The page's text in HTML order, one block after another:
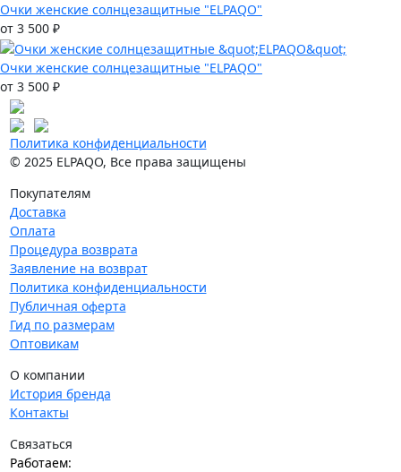
Очки женские солнцезащитные "ELPAQO"
от 3 500 ₽
Очки женские солнцезащитные "ELPAQO"
от 3 500 ₽
Политика конфиденциальности
© 2025 ELPAQO, Все права защищены
Покупателям
Доставка
Оплата
Процедура возврата
Заявление на возврат
Политика конфиденциальности
Публичная оферта
Гид по размерам
Оптовикам
О компании
История бренда
Контакты
Связаться
Работаем: